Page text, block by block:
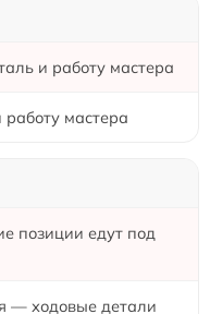
и работу мастера
мастера
позиции едут под
— ходовые детали